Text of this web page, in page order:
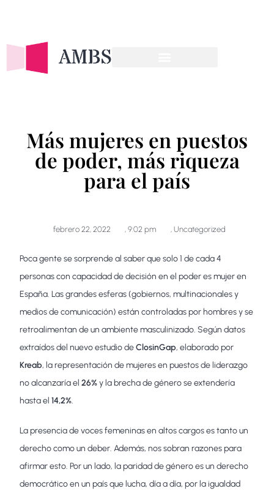
Más mujeres en puestos
de poder, más riqueza
para el país
febrero 22, 2022 , 9:02 pm , Uncategorized
Poca gente se sorprende al saber que solo 1 de cada 4
personas con capacidad de decisión en el poder es mujer en
España. Las grandes esferas (gobiernos, multinacionales y
medios de comunicación) están controladas por hombres y se
retroalimentan de un ambiente masculinizado. Según datos
extraídos del nuevo estudio deClosinGap, elaborado por
Kreab, la representación de mujeres en puestos de liderazgo
no alcanzaría el26%y la brecha de género se extendería
hasta el14,2%.
La presencia de voces femeninas en altos cargos es tanto un
derecho como un deber. Además, nos sobran razones para
afirmar esto. Por un lado, la paridad de género es un derecho
democrático en un país que lucha, día a día, por la igualdad